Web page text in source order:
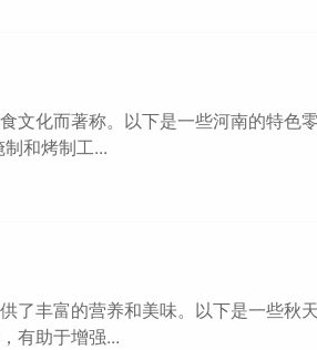
文化而著称。以下是一些河南的特色
和烤制工...
了丰富的营养和美味。以下是一些秋
有助于增强...